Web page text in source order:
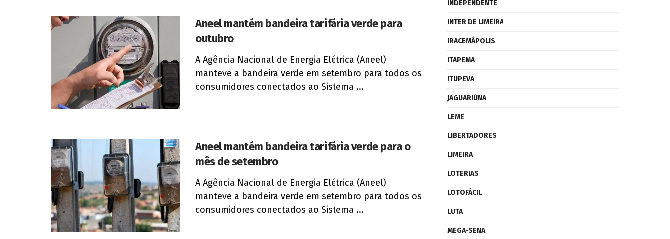
Aneel mantém bandeira tarifária verde para
outubro
A Agência Nacional de Energia Elétrica (Aneel)
manteve a bandeira verde em setembro para todos os
consumidores conectados ao Sistema ...
Aneel mantém bandeira tarifária verde para o
mês de setembro
A Agência Nacional de Energia Elétrica (Aneel)
manteve a bandeira verde em setembro para todos os
consumidores conectados ao Sistema ...
INDEPENDENTE
INTER DE LIMEIRA
IRACEMÁPOLIS
ITAPEMA
ITUPEVA
JAGUARIÚNA
LEME
LIBERTADORES
LIMEIRA
LOTERIAS
LOTOFÁCIL
LUTA
MEGA-SENA